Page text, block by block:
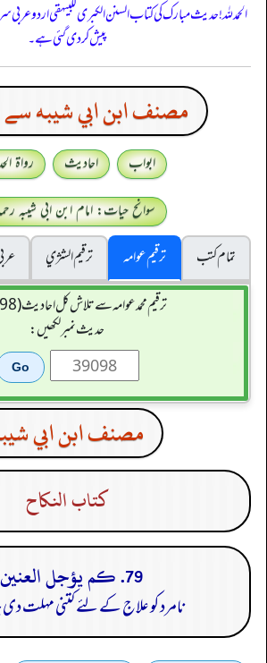
الحمدللہ! حدیث مبارک کی کتاب السنن الكبرى للبيهقي اردو
پیش کر دی گئی ہے۔
مصنف ابن ابي شيبه سے
ابواب احادیث
رواۃ
سوانح حیات: امام ابن ابی شیبہ
تمام کتب
ترقیم عوامہ ترقيم الشژي
ترقیم محمدعوامہ سے تلاش کل احادیث (39098)
حدیث نمبر لکھیں:
مصنف ابن ابي
كتاب النكاح
79. كم يؤجل العنين؟
نامرد کو علاج کے لئے کتنی مہلت